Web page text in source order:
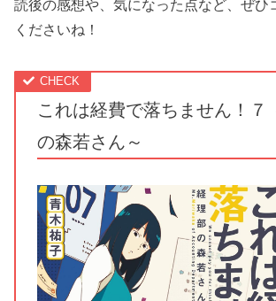
読後の感想や、気になった点など、ぜひ
くださいね！
これは経費で落ちません！７
の森若さん～